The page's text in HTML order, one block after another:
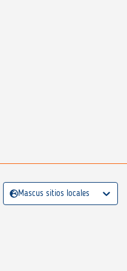
Mascus sitios locales